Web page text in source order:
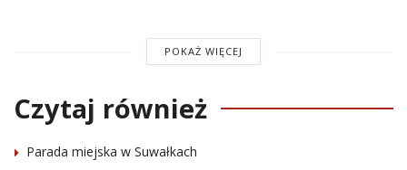
POKAŻ WIĘCEJ
Czytaj również
Parada miejska w Suwałkach